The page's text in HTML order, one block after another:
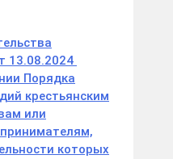
13.08.2024
Порядка
крестьянским
или
которых